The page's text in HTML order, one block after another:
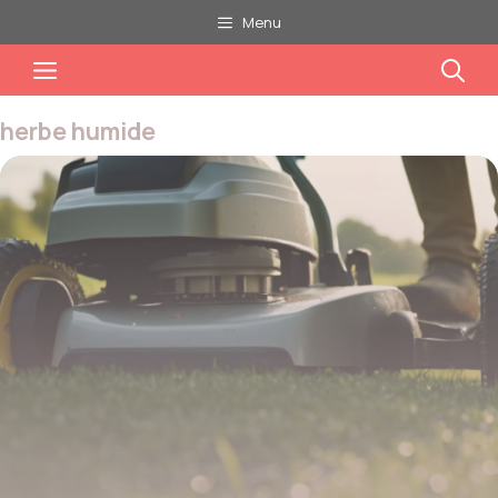
au
contenu
Menu
Menu
herbe humide